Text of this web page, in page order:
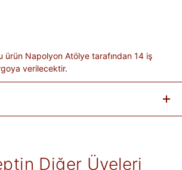
ürün Napolyon Atölye tarafından 14 iş
verilecektir.
iade kabul edilmez. Ayıplı ürünler,
Diğer Üyeleri